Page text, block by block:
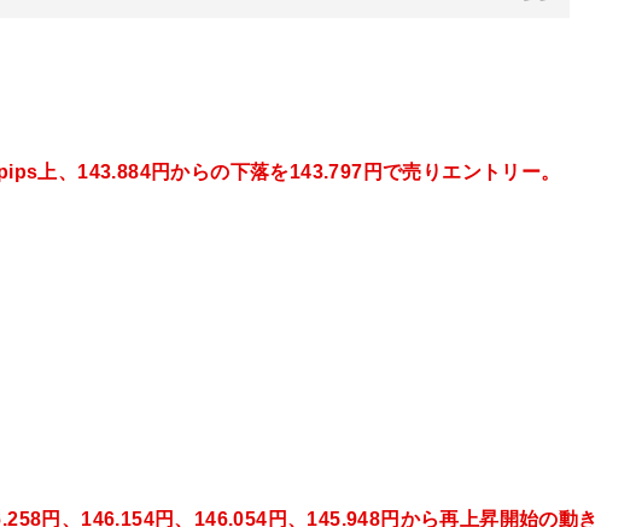
上、143.884円からの下落を143.797円で売りエントリー。
円 、146.154円、146.054 円、145.948円 から再上昇開始の動き